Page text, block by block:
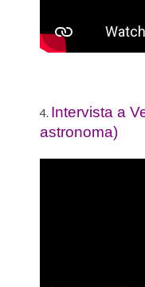
4. Intervista a
astronoma)